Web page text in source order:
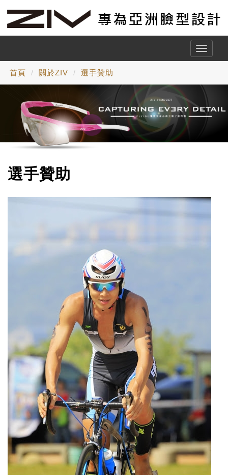
Toggle
首頁 關於ZIV 選手贊助
選手贊助